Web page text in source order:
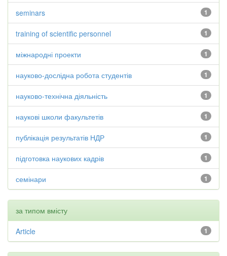
1
seminars
1
training of scientific personnel
1
міжнародні проекти
1
науково-дослідна робота студентів
1
науково-технічна діяльність
1
наукові школи факультетів
1
публікація результатів НДР
1
підготовка наукових кадрів
1
семінари
за типом вмісту
1
Article